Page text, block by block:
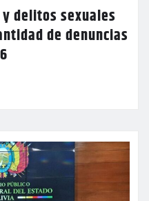
delitos sexuales
de denuncias